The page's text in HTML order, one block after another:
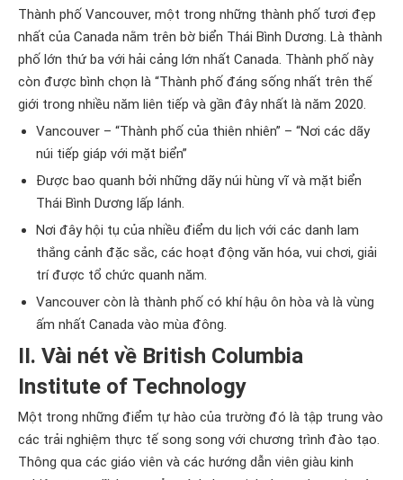
Thành phố Vancouver, một trong những thành phố tươi đẹp
nhất của Canada nằm trên bờ biển Thái Bình Dương. Là thành
phố lớn thứ ba với hải cảng lớn nhất Canada. Thành phố này
còn được bình chọn là “Thành phố đáng sống nhất trên thế
giới trong nhiều năm liên tiếp và gần đây nhất là năm 2020.
Vancouver – “Thành phố của thiên nhiên” – “Nơi các dãy
núi tiếp giáp với mặt biển”
Được bao quanh bởi những dãy núi hùng vĩ và mặt biển
Thái Bình Dương lấp lánh.
Nơi đây hội tụ của nhiều điểm du lịch với các danh lam
thắng cảnh đặc sắc, các hoạt động văn hóa, vui chơi, giải
trí được tổ chức quanh năm.
Vancouver còn là thành phố có khí hậu ôn hòa và là vùng
ấm nhất Canada vào mùa đông.
II. Vài nét về British Columbia
Institute of Technology
Một trong những điểm tự hào của trường đó là tập trung vào
các trải nghiệm thực tế song song với chương trình đào tạo.
Thông qua các giáo viên và các hướng dẫn viên giàu kinh